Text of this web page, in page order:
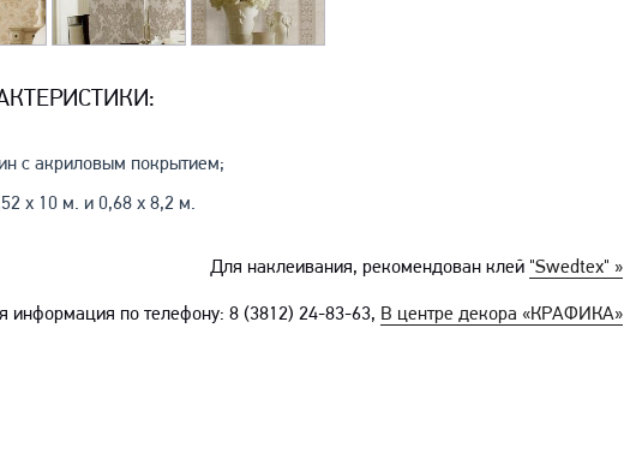
с акриловым покрытием;
x 10 м. и 0,68 x 8,2 м.
Для наклеивания, рекомендован клей "Swedtex" »
информация по телефону: 8 (3812) 24-83-63, В центре декора «КРАФИКА»